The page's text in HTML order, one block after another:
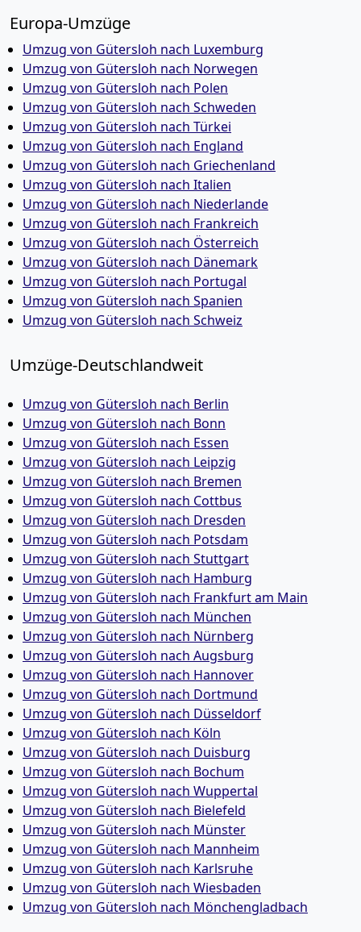
Europa-Umzüge
Umzug von Gütersloh nach Luxemburg
Umzug von Gütersloh nach Norwegen
Umzug von Gütersloh nach Polen
Umzug von Gütersloh nach Schweden
Umzug von Gütersloh nach Türkei
Umzug von Gütersloh nach England
Umzug von Gütersloh nach Griechenland
Umzug von Gütersloh nach Italien
Umzug von Gütersloh nach Niederlande
Umzug von Gütersloh nach Frankreich
Umzug von Gütersloh nach Österreich
Umzug von Gütersloh nach Dänemark
Umzug von Gütersloh nach Portugal
Umzug von Gütersloh nach Spanien
Umzug von Gütersloh nach Schweiz
Umzüge-Deutschlandweit
Umzug von Gütersloh nach Berlin
Umzug von Gütersloh nach Bonn
Umzug von Gütersloh nach Essen
Umzug von Gütersloh nach Leipzig
Umzug von Gütersloh nach Bremen
Umzug von Gütersloh nach Cottbus
Umzug von Gütersloh nach Dresden
Umzug von Gütersloh nach Potsdam
Umzug von Gütersloh nach Stuttgart
Umzug von Gütersloh nach Hamburg
Umzug von Gütersloh nach Frankfurt am Main
Umzug von Gütersloh nach München
Umzug von Gütersloh nach Nürnberg
Umzug von Gütersloh nach Augsburg
Umzug von Gütersloh nach Hannover
Umzug von Gütersloh nach Dortmund
Umzug von Gütersloh nach Düsseldorf
Umzug von Gütersloh nach Köln
Umzug von Gütersloh nach Duisburg
Umzug von Gütersloh nach Bochum
Umzug von Gütersloh nach Wuppertal
Umzug von Gütersloh nach Bielefeld
Umzug von Gütersloh nach Münster
Umzug von Gütersloh nach Mannheim
Umzug von Gütersloh nach Karlsruhe
Umzug von Gütersloh nach Wiesbaden
Umzug von Gütersloh nach Mönchen­gladbach